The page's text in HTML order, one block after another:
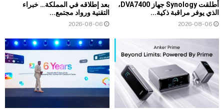
أطلقت Synology جهاز DVA7400،
الذي يوفر مراقبة ذكية...
2026-08-06
بعد إطلاقه في المملكة… خبراء
التقنية ورواد مجتمع...
2026-08-06